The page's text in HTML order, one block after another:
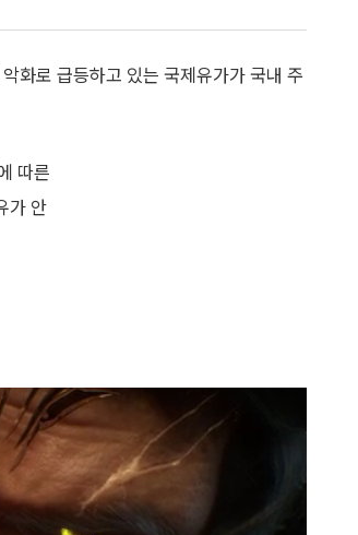
화로 급등하고 있는 국제유가가 국내 주
따른
가 안